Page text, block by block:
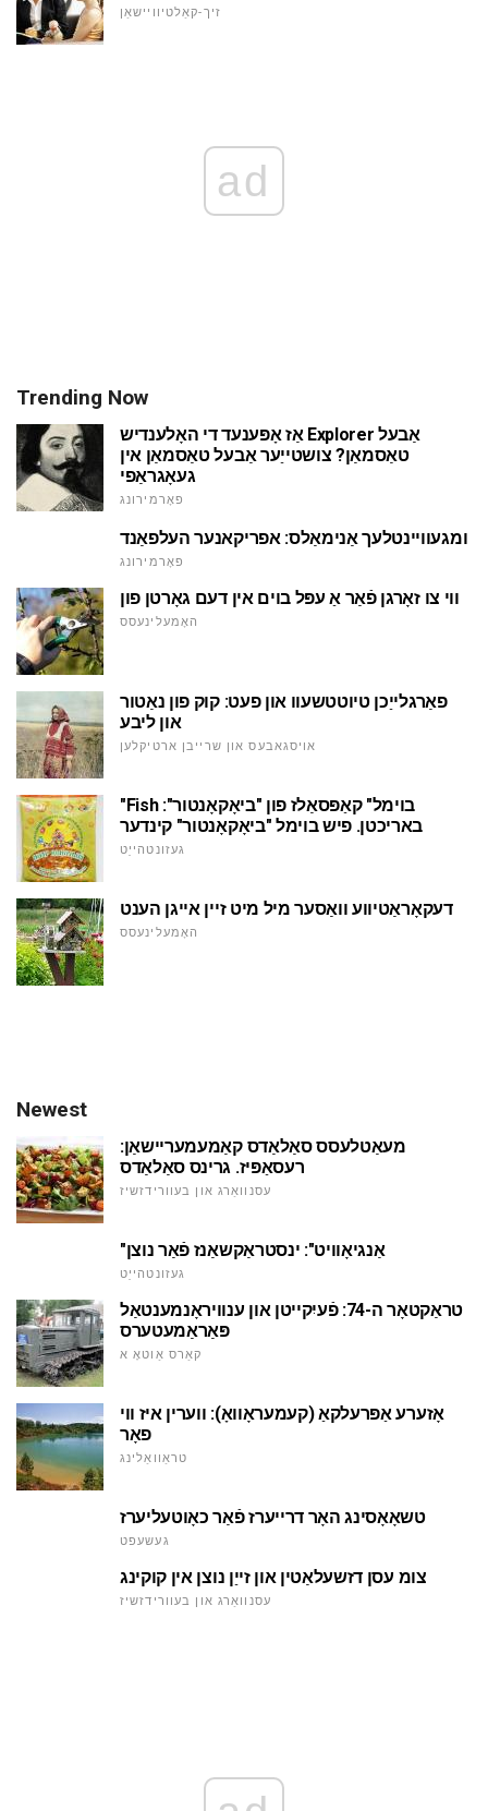
זיך-קאַלטיוויישאַן
ad
Trending Now
אַז אָפּענעד די האָלענדיש Explorer אַבעל
טאַסמאַן? צושטייַער אַבעל טאַסמאַן אין
געאָגראַפי
פאָרמירונג
ומגעוויינטלעך אַנימאַלס: אפריקאנער העלפאַנד
פאָרמירונג
ווי צו זאָרגן פֿאַר אַ עפּל בוים אין דעם גאָרטן פון
האָמעלינעסס
פאַרגלייַכן טיוטטשעוו און פעט: קוק פון נאַטור
און ליבע
אויסגאבעס און שרייבן ארטיקלען
"Fish בוימל" קאַפּסאַלז פון "ביאָקאָנטור":
באריכטן. פיש בוימל "ביאָקאָנטור" קינדער
געזונטהייַט
דעקאָראַטיווע וואַסער מיל מיט זיין אייגן הענט
האָמעלינעסס
Newest
מעאַטלעסס סאַלאַדס קאַמעמעריישאַן:
רעסאַפּיז. גרינס סאַלאַדס
עסנוואַרג און בעוורידזשיז
"אַנגיאָוויט": ינסטראַקשאַנז פֿאַר נוצן
געזונטהייַט
טראַקטאָר ה-74: פֿעיִקייטן און ענוויראָנמענטאַל
פּאַראַמעטערס
קאַרס אַוטאָ א
אָזערע אַפּרעלקאַ (קעמעראָוואָ): ווערין איז ווי
פאָר
טראַוואַלינג
טשאָאָסינג האָר דרייערז פֿאַר כאָוטעליערז
געשעפט
צומ עסן דזשעלאַטין און זייַן נוצן אין קוקינג
עסנוואַרג און בעוורידזשיז